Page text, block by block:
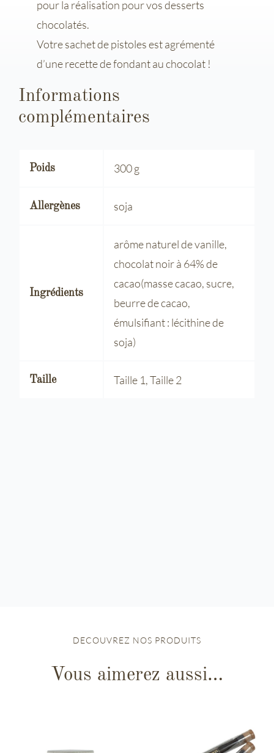
pour la réalisation pour vos desserts
chocolatés.
Votre sachet de pistoles est agrémenté
d’une recette de fondant au chocolat !
Informations
complémentaires
Poids 300 g
Allergènes soja
Ingrédients
arôme naturel de vanille,
chocolat noir à 64% de
cacao(masse cacao, sucre,
beurre de cacao,
émulsifiant : lécithine de
soja)
Taille Taille 1, Taille 2
DECOUVREZ NOS PRODUITS
Vous aimerez aussi…